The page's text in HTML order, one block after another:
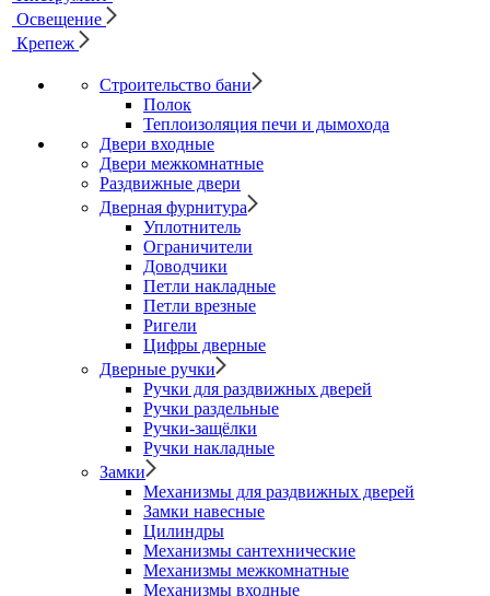
Освещение
Крепеж
Строительство бани
Полок
Теплоизоляция печи и дымохода
Двери входные
Двери межкомнатные
Раздвижные двери
Дверная фурнитура
Уплотнитель
Ограничители
Доводчики
Петли накладные
Петли врезные
Ригели
Цифры дверные
Дверные ручки
Ручки для раздвижных дверей
Ручки раздельные
Ручки-защёлки
Ручки накладные
Замки
Механизмы для раздвижных дверей
Замки навесные
Цилиндры
Механизмы сантехнические
Механизмы межкомнатные
Механизмы входные